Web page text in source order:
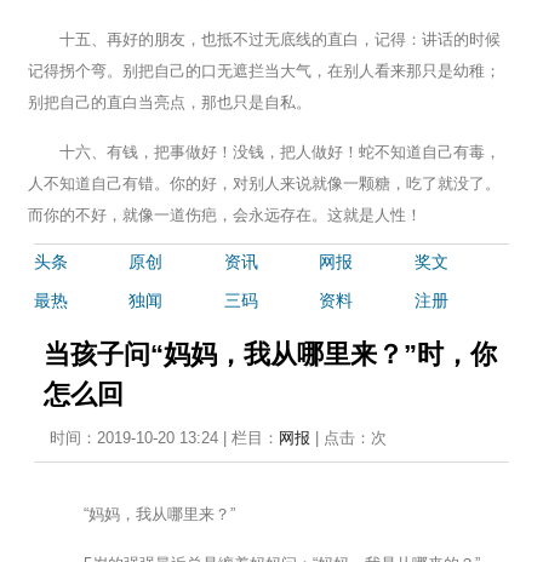
十五、再好的朋友，也抵不过无底线的直白，记得：讲话的时候
记得拐个弯。别把自己的口无遮拦当大气，在别人看来那只是幼稚；
别把自己的直白当亮点，那也只是自私。
十六、有钱，把事做好！没钱，把人做好！蛇不知道自己有毒，
人不知道自己有错。你的好，对别人来说就像一颗糖，吃了就没了。
而你的不好，就像一道伤疤，会永远存在。这就是人性！
头条 原创 资讯 网报
奖文
最热
独闻 三码 资料 注册
当孩子问“妈妈，我从哪里来？”时，你
怎么回
时间：2019-10-20 13:24 | 栏目： 网报 | 点击： 次
“妈妈，我从哪里来？”